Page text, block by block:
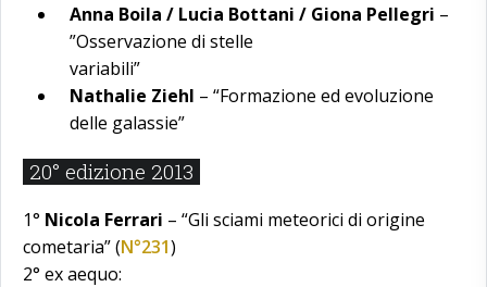
Anna Boila / Lucia Bottani / Giona Pellegri –
”Osservazione di stelle
variabili”
Nathalie Ziehl – “Formazione ed evoluzione
delle galassie”
20° edizione 2013
1° Nicola Ferrari – “Gli sciami meteorici di origine
cometaria” (N°231)
2° ex aequo: